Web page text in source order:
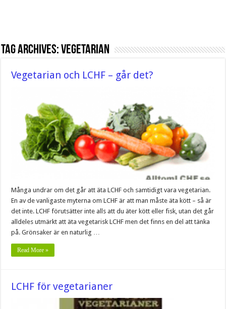
Tag Archives:Vegetarian
Vegetarian och LCHF – går det?
Många undrar om det går att äta LCHF och samtidigt vara vegetarian.
En av de vanligaste myterna om LCHF är att man måste äta kött – så är
det inte. LCHF förutsätter inte alls att du äter kött eller fisk, utan det går
alldeles utmärkt att äta vegetarisk LCHF men det finns en del att tänka
på. Grönsaker är en naturlig …
Read More »
LCHF för vegetarianer